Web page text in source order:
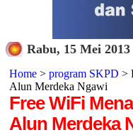
Rabu, 15 Mei 2013
Home> program SKPD >
Alun Merdeka Ngawi
Free WiFi
Alun Merdeka